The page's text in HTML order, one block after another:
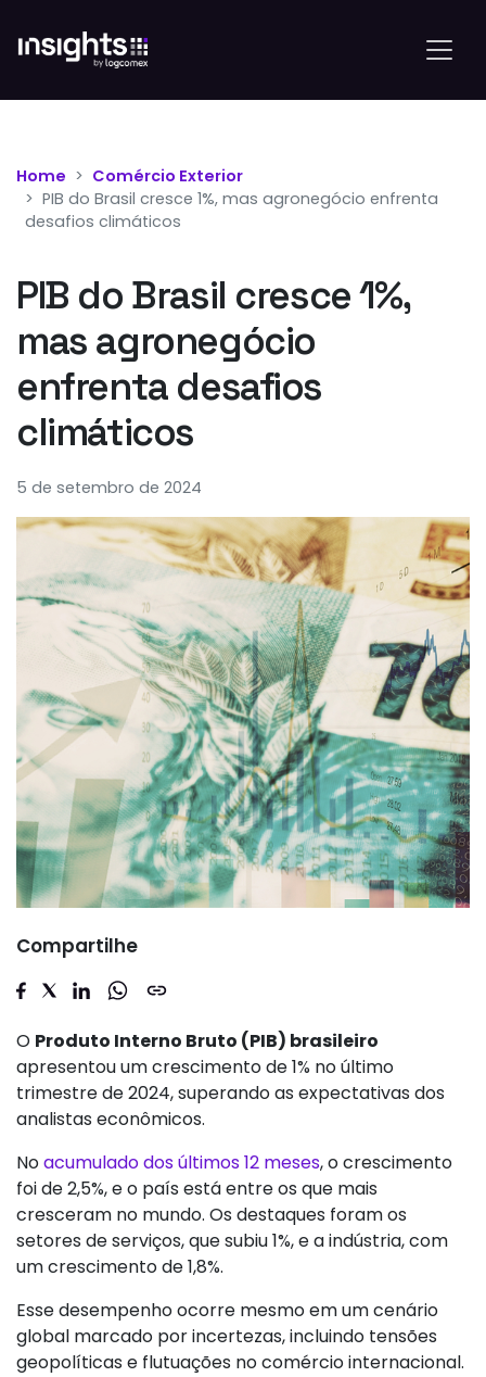
Home
Comércio Exterior
PIB do Brasil cresce 1%, mas agronegócio enfrenta
desafios climáticos
PIB do Brasil cresce 1%,
mas agronegócio
enfrenta desafios
climáticos
5 de setembro de 2024
Compartilhe
O Produto Interno Bruto (PIB) brasileiro
apresentou um crescimento de 1% no último
trimestre de 2024, superando as expectativas dos
analistas econômicos.
Noacumulado dos últimos 12 meses, o crescimento
foi de 2,5%, e o país está entre os que mais
cresceram no mundo. Os destaques foram os
setores de serviços, que subiu 1%, e a indústria, com
um crescimento de 1,8%.
Esse desempenho ocorre mesmo em um cenário
global marcado por incertezas, incluindo tensões
geopolíticas e flutuações no comércio internacional.